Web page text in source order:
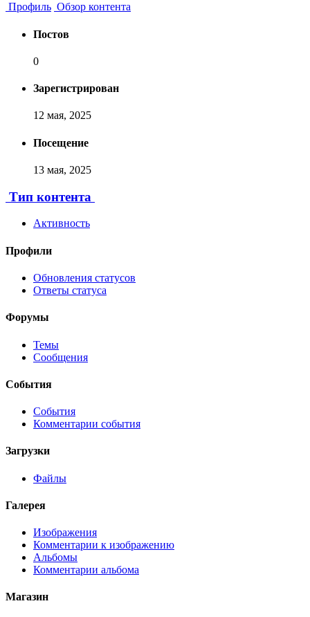
Профиль Обзор контента
Постов
0
Зарегистрирован
12 мая, 2025
Посещение
13 мая, 2025
Тип контента
Активность
Профили
Обновления статусов
Ответы статуса
Форумы
Темы
Сообщения
События
События
Комментарии события
Загрузки
Файлы
Галерея
Изображения
Комментарии к изображению
Альбомы
Комментарии альбома
Магазин